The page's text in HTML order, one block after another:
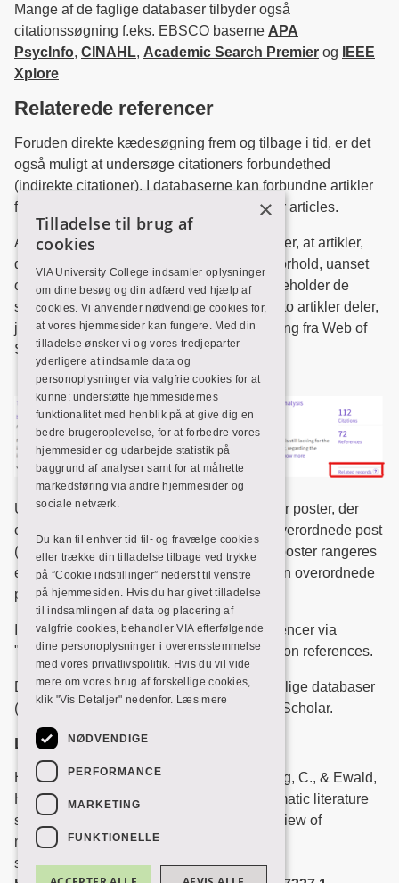
Mange af de faglige databaser tilbyder også
citationssøgning f.eks. EBSCO baserne APA
PsycInfo, CINAHL, Academic Search Premier og
IEEE
Xplore
Relaterede referencer
Foruden direkte kædesøgning frem og tilbage i tid, er det
også muligt at undersøge citationers forbundethed
(indirekte citationer). I databaserne kan forbundne artikler
findes som Related references eller Similar articles.
Antagelsen bag Related Records-søgning er, at artikler,
der citerer de samme værker, har et emneforhold, uanset
om deres titler, abstracts eller nøgleord indeholder de
samme termer. Jo flere citerede referencer to artikler deler,
jo tættere er emneforholdet. Herunder visning fra Web of
Science.
Under ”Related records” ser du en liste over poster, der
citerer mindst ét ​​dokument, citeret af den overordnede post
(identificeret øverst på siden). Relaterede poster rangeres
efter antallet af referencer, de deler med den overordnede
post.
Scopus får du adgang til relaterede referencer via
"
linket": View all related documents based on references.
Denne facilitet, som også findes i nogle faglige databaser
(som f.eks.PubMed), findes ikke I Google Scholar.
Litteratur
Hirt, J., Nordhausen, T., Appenzeller-Herzog, C., & Ewald,
H. (2020). Using citation tracking for systematic literature
searching - study protocol for a scoping review of
methodological studies and an expert
survey.F1000Research,9, 1386.
×
Tilladelse til brug af
cookies
VIA University College indsamler oplysninger
om dine besøg og din adfærd ved hjælp af
cookies. Vi anvender nødvendige cookies for,
at vores hjemmesider kan fungere. Med din
tilladelse ønsker vi og vores tredjeparter
yderligere at indsamle data og
personoplysninger via valgfrie cookies for at
kunne: understøtte hjemmesidernes
funktionalitet med henblik på at give dig en
bedre brugeroplevelse, for at forbedre vores
hjemmesider og udarbejde statistik på
baggrund af analyser samt for at målrette
markedsføring via andre hjemmesider og
sociale netværk.
Du kan til enhver tid til- og fravælge cookies
eller trække din tilladelse tilbage ved trykke
på ”Cookie indstillinger” nederst til venstre
på hjemmesiden. Hvis du har givet tilladelse
til indsamlingen af data og placering af
valgfrie cookies, behandler VIA efterfølgende
dine personoplysninger i overensstemmelse
med vores privatlivspolitik. Hvis du vil vide
mere om vores brug af forskellige cookies,
klik "Vis Detaljer" nedenfor. Læs mere
NØDVENDIGE
PERFORMANCE
MARKETING
FUNKTIONELLE